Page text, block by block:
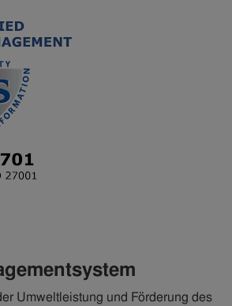
Umweltleistung und Förderung des